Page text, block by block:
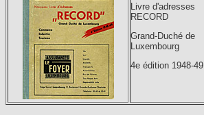
Livre d'adresses
RECORD
Grand-Duché de
Luxembourg
4e édition 1948-49